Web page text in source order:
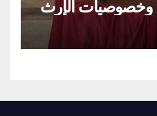
وخصوصيات الإرث
بلمسات